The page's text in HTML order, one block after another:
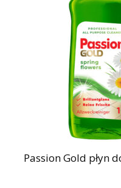
Passion Gold płyn